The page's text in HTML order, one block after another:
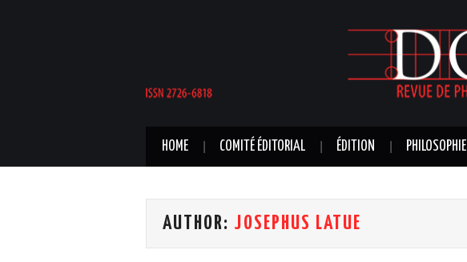
HOME COMITÉ ÉDITORIAL ÉDITION PHILOSOPHIE
AUTHOR: JOSEPHUS LATUE